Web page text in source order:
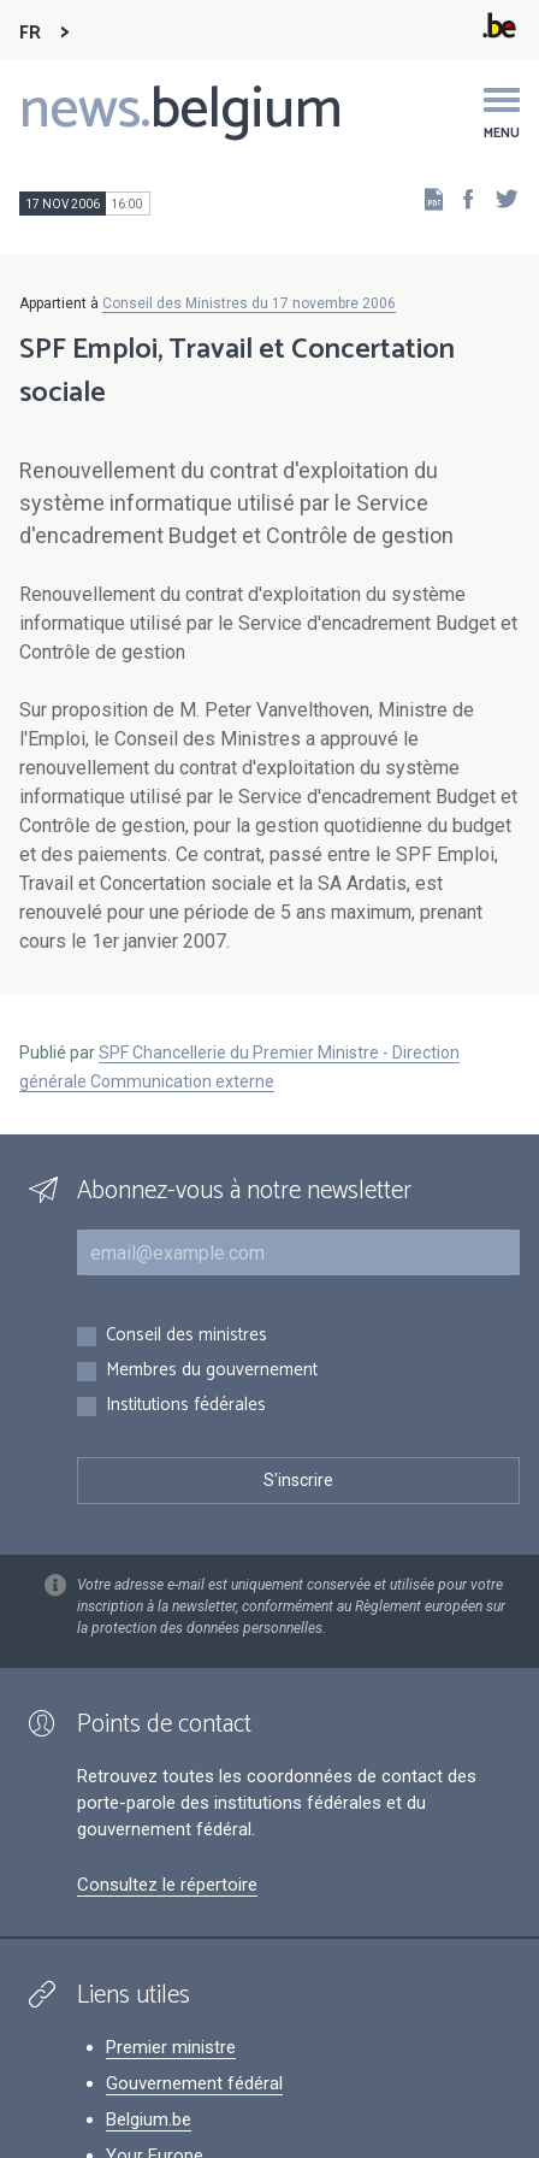
FR
news.belgium MENU
Main
navigation
17 NOV 2006 16:00
Appartient à Conseil des Ministres du 17 novembre 2006
SPF Emploi, Travail et Concertation
sociale
Renouvellement du contrat d'exploitation du
système informatique utilisé par le Service
d'encadrement Budget et Contrôle de gestion
Renouvellement du contrat d'exploitation du système
informatique utilisé par le Service d'encadrement Budget et
Contrôle de gestion
Sur proposition de M. Peter Vanvelthoven, Ministre de
l'Emploi, le Conseil des Ministres a approuvé le
renouvellement du contrat d'exploitation du système
informatique utilisé par le Service d'encadrement Budget et
Contrôle de gestion, pour la gestion quotidienne du budget
et des paiements. Ce contrat, passé entre le SPF Emploi,
Travail et Concertation sociale et la SA Ardatis, est
renouvelé pour une période de 5 ans maximum, prenant
cours le 1er janvier 2007.
Publié parSPF Chancellerie du Premier Ministre - Direction
générale Communication externe
Abonnez-vous à notre newsletter
Courriel
Inscriptions
Conseil des ministres
Membres du gouvernement
Institutions fédérales
Votre adresse e-mail est uniquement conservée et utilisée pour votre
inscription à la newsletter, conformément au Règlement européen sur
la protection des données personnelles.
Points de contact
Retrouvez toutes les coordonnées de contact des
porte-parole des institutions fédérales et du
gouvernement fédéral.
Consultez le répertoire
Liens utiles
Premier ministre
Gouvernement fédéral
Belgium.be